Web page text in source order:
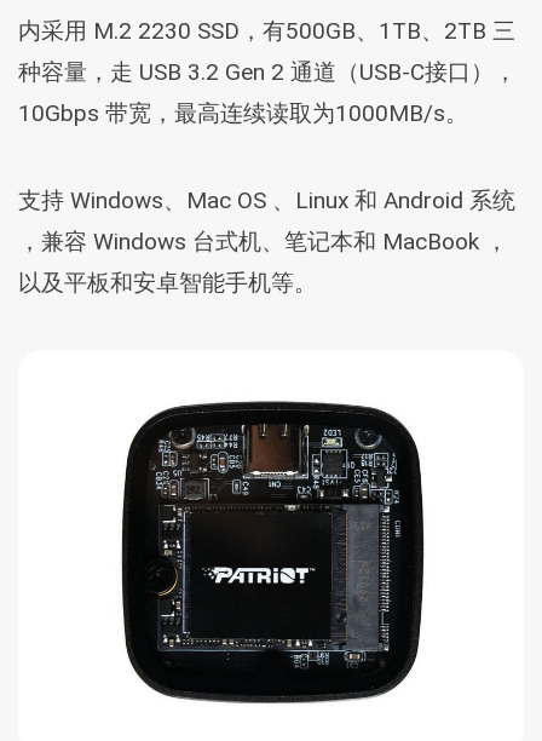
内采用 M.2 2230 SSD，有500GB、1TB、2TB 三
种容量，走 USB 3.2 Gen 2 通道（USB-C接口），
10Gbps 带宽，最高连续读取为1000MB/s。
支持 Windows、Mac OS 、Linux 和 Android 系统
，兼容 Windows 台式机、笔记本和 MacBook ，
以及平板和安卓智能手机等。